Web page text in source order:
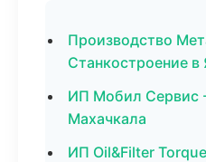
Производство
Станкостроение в
ИП Мобил Сервис
Махачкала
ИП Oil&Filter